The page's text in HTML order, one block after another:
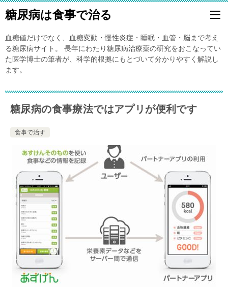
糖尿病は食事で治る
血糖値だけでなく、血糖変動・慢性炎症・睡眠・血管・脳まで考え
る糖尿病サイト。 長年にわたり糖尿病治療薬の研究をおこなってい
た医学博士の筆者が、科学的根拠にもとづいて分かりやすく解説し
ます。
糖尿病の食事療法ではアプリが便利です
食事で治す